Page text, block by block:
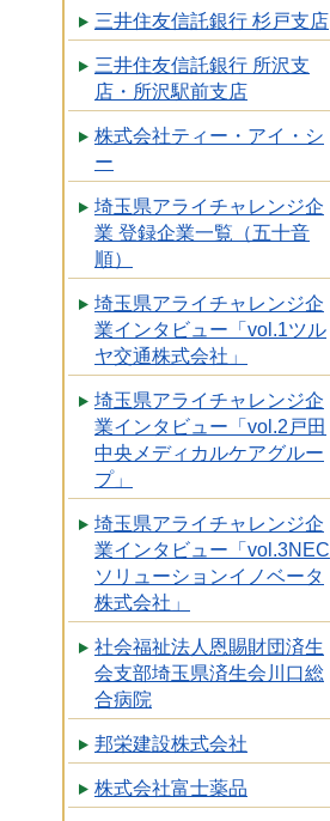
三井住友信託銀行 杉戸支店
三井住友信託銀行 所沢支
店・所沢駅前支店
株式会社ティー・アイ・シ
ー
埼玉県アライチャレンジ企
業 登録企業一覧（五十音
順）
埼玉県アライチャレンジ企
業インタビュー「vol.1ツル
ヤ交通株式会社」
埼玉県アライチャレンジ企
業インタビュー「vol.2戸田
中央メディカルケアグルー
プ」
埼玉県アライチャレンジ企
業インタビュー「vol.3NEC
ソリューションイノベータ
株式会社」
社会福祉法人恩賜財団済生
会支部埼玉県済生会川口総
合病院
邦栄建設株式会社
株式会社富士薬品